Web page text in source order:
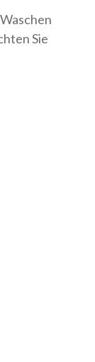
Sie